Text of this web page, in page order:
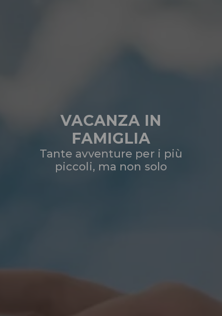
VACANZA IN
FAMIGLIA
Tante avventure per i più
piccoli, ma non solo